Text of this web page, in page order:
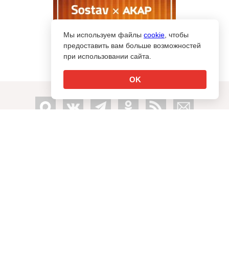
Мы используем файлы cookie , чтобы
предоставить вам больше возможностей
при использовании сайта.
OK